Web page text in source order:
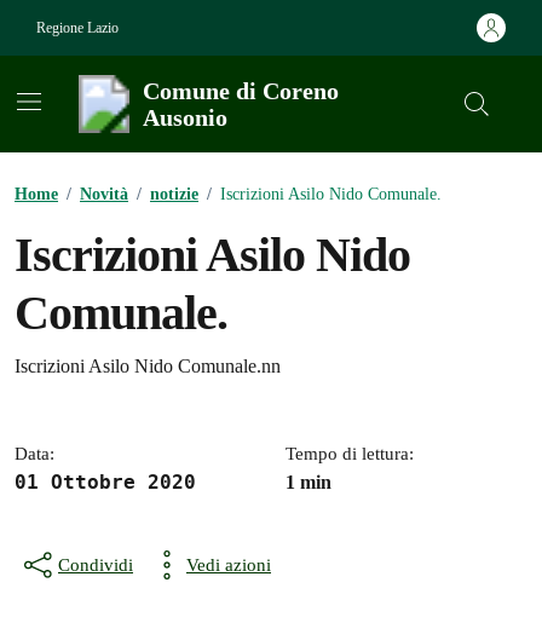
Regione Lazio
Comune di Coreno
Ausonio
Home / Novità / notizie / Iscrizioni Asilo Nido Comunale.
Iscrizioni Asilo Nido
Comunale.
Dettagli della notizia
Iscrizioni Asilo Nido Comunale.nn
Data:
01 Ottobre 2020
Tempo di lettura:
1 min
Condividi Vedi azioni